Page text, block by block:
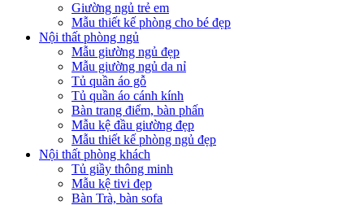
Giường ngủ trẻ em
Mẫu thiết kế phòng cho bé đẹp
Nội thất phòng ngủ
Mẫu giường ngủ đẹp
Mẫu giường ngủ da nỉ
Tủ quần áo gỗ
Tủ quần áo cánh kính
Bàn trang điểm, bàn phấn
Mẫu kệ đầu giường đẹp
Mẫu thiết kế phòng ngủ đẹp
Nội thất phòng khách
Tủ giầy thông minh
Mẫu kệ tivi đẹp
Bàn Trà, bàn sofa